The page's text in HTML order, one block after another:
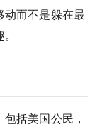
动而不是躲在最
括美国公民，